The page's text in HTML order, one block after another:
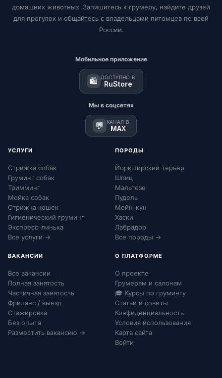
домашних животных. Запишитесь к грумеру, найдите друзей
для прогулок и общайтесь с владельцами питомцев по всей
России.
Мобильное приложение
🛍️ ДОСТУПНО В
RuStore
Мы в соцсетях
💬 КАНАЛ В
MAX
УСЛУГИ
Стрижка собак
Груминг собак
Тримминг
Мойка собак
Стрижка кошек
Гигиенический груминг
Экспресс-линька
Все услуги →
ПОРОДЫ
Йоркширский терьер
Шпиц
Мальтезе
Пудель
Мейн-кун
Хаски
Лабрадор
Все породы →
ВАКАНСИИ
Все вакансии
Полная занятость
Частичная занятость
Фриланс / выезд
Стажировка
Без опыта
Разместить вакансию →
О ПЛАТФОРМЕ
О проекте
Грумерам и салонам
🎓 Курсы по грумингу
Статьи и советы
Конфиденциальность
Условия использования
Карта сайта
Войти